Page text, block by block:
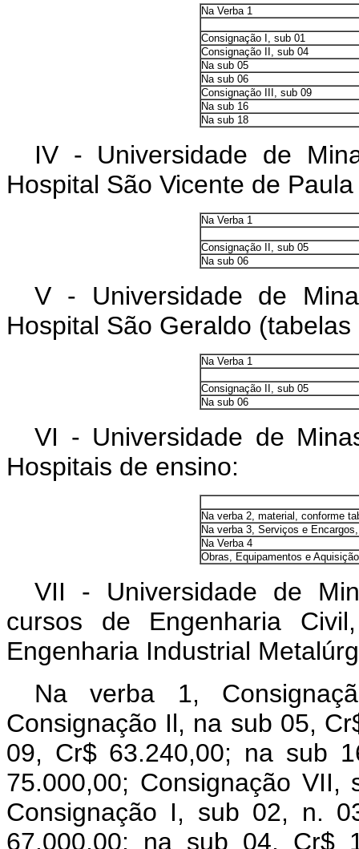
Na Verba 1
Consignação I, sub 01
Consignação II, sub 04
Na sub 05
Na sub 06
Consignação III, sub 09
Na sub 16
Na sub 18
IV - Universidade de
Hospital São Vicente de
Na Verba 1
Consignação II, sub 05
Na sub 06
V - Universidade de
Hospital São Geraldo
Na Verba 1
Consignação II, sub 05
Na sub 06
VI - Universidade de
Hospitais de ensino:
Na verba 2, material, conforme
Na verba 3, Serviços e
Na Verba 4
Obras, Equipamentos e
VII - Universidade de
cursos de Engenharia
Engenharia Industrial
Na verba 1,
Consignação Il, na sub 05,
09, Cr$ 63.240,00; na sub
75.000,00; Consignação
Consignação I, sub 02, n.
67.000,00; na sub 04, Cr$